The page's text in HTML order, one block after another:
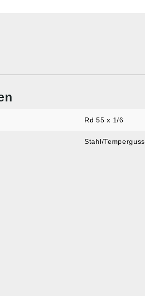
Rd 55 x 1/6
Stahl/Temperguss